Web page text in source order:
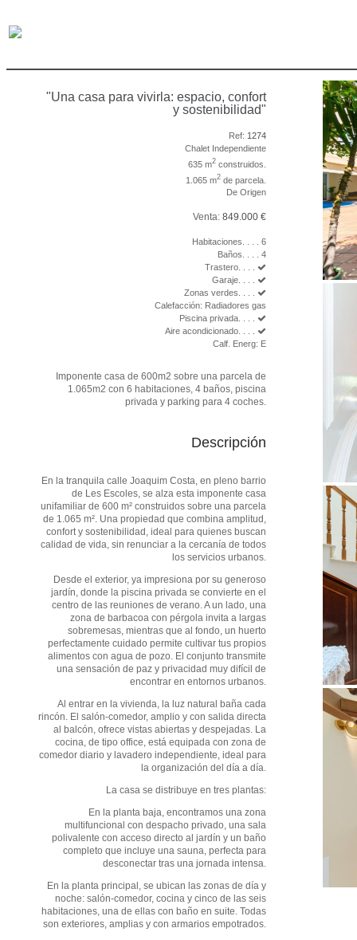
"Una casa para vivirla: espacio, confort
y sostenibilidad"
Ref: 1274
Chalet Independiente
635 m2 construidos.
1.065 m2 de parcela.
De Origen
Venta: 849.000 €
Habitaciones. . . . 6
Baños. . . . 4
Trastero. . . .
Garaje. . . .
Zonas verdes. . . .
Calefacción: Radiadores gas
Piscina privada. . . .
Aire acondicionado. . . .
Calf. Energ: E
Imponente casa de 600m2 sobre una parcela de
1.065m2 con 6 habitaciones, 4 baños, piscina
privada y parking para 4 coches.
Descripción
En la tranquila calle Joaquim Costa, en pleno barrio
de Les Escoles, se alza esta imponente casa
unifamiliar de 600 m² construidos sobre una parcela
de 1.065 m². Una propiedad que combina amplitud,
confort y sostenibilidad, ideal para quienes buscan
calidad de vida, sin renunciar a la cercanía de todos
los servicios urbanos.
Desde el exterior, ya impresiona por su generoso
jardín, donde la piscina privada se convierte en el
centro de las reuniones de verano. A un lado, una
zona de barbacoa con pérgola invita a largas
sobremesas, mientras que al fondo, un huerto
perfectamente cuidado permite cultivar tus propios
alimentos con agua de pozo. El conjunto transmite
una sensación de paz y privacidad muy difícil de
encontrar en entornos urbanos.
Al entrar en la vivienda, la luz natural baña cada
rincón. El salón-comedor, amplio y con salida directa
al balcón, ofrece vistas abiertas y despejadas. La
cocina, de tipo office, está equipada con zona de
comedor diario y lavadero independiente, ideal para
la organización del día a día.
La casa se distribuye en tres plantas:
En la planta baja, encontramos una zona
multifuncional con despacho privado, una sala
polivalente con acceso directo al jardín y un baño
completo que incluye una sauna, perfecta para
desconectar tras una jornada intensa.
En la planta principal, se ubican las zonas de día y
noche: salón-comedor, cocina y cinco de las seis
habitaciones, una de ellas con baño en suite. Todas
son exteriores, amplias y con armarios empotrados.